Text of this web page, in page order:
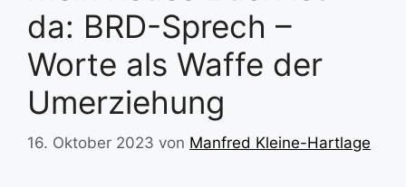
da: BRD-Sprech –
Worte als Waffe der
Umerziehung
16. Oktober 2023 von Manfred Kleine-Hartlage